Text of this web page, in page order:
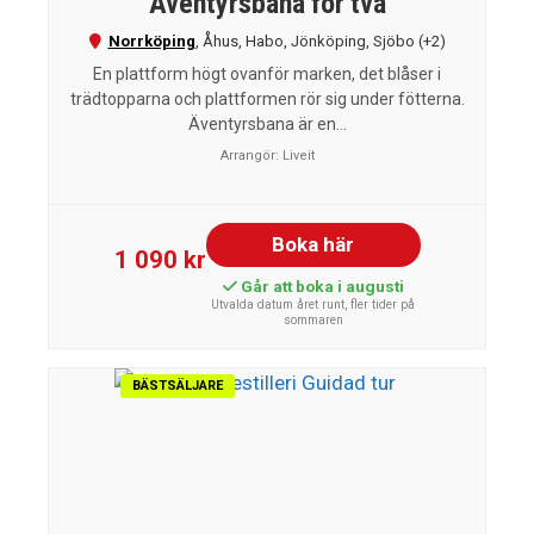
Norrköping Åhus, Habo Jönköping Sjöbo (+2)
En plattform högt ovanför marken, det blåser i
trädtopparna och plattformen rör sig under fötterna.
Äventyrsbana är en...
Arrangör: Liveit
1 090 kr
Boka här
Går att boka i augusti
Utvalda datum året runt, fler tider på
sommaren
BÄSTSÄLJARE